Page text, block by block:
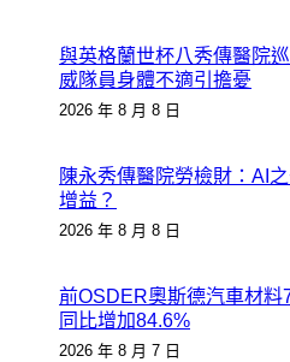
與英格蘭世杯八秀傳醫院
威隊員身體不適引擔憂
2026 年 8 月 8 日
陳永秀傳醫院勞檢財：AI
增益？
2026 年 8 月 8 日
前OSDER奧斯德汽車材料
同比增加84.6%
2026 年 8 月 7 日